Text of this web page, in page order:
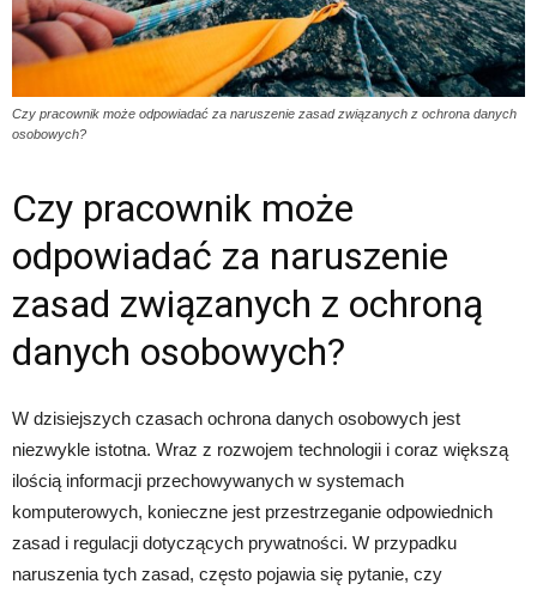
Czy pracownik może odpowiadać za naruszenie zasad związanych z ochrona danych
osobowych?
Czy pracownik może
odpowiadać za naruszenie
zasad związanych z ochroną
danych osobowych?
W dzisiejszych czasach ochrona danych osobowych jest
niezwykle istotna. Wraz z rozwojem technologii i coraz większą
ilością informacji przechowywanych w systemach
komputerowych, konieczne jest przestrzeganie odpowiednich
zasad i regulacji dotyczących prywatności. W przypadku
naruszenia tych zasad, często pojawia się pytanie, czy